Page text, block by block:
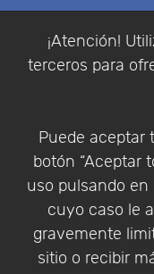
¡Atención!
terceros para
Puede aceptar
botón “Aceptar
uso pulsando en
cuyo caso le
gravemente
sitio o recibir
Empresa|